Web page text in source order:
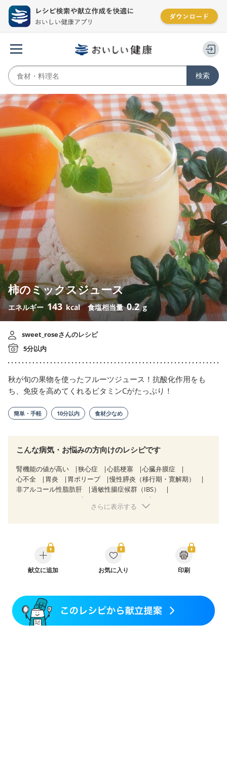
柿のミックスジュース
エネルギー 143 kcal 食塩相当量0.2 g
sweet_roseさんのレシピ
5分以内
秋が旬の果物を使ったフルーツジュース！抗酸化作用をも
ち、免疫を高めてくれるビタミンCがたっぷり！
簡単・手軽 10分以内 食材少なめ
こんな病気・お悩みの方向けのレシピです
腎機能の値が高い 狭心症 心筋梗塞
心臓弁膜症
心不全
胃炎 胃ポリープ
慢性膵炎（移行期・寛解期）
非アルコール性脂肪肝
過敏性腸症候群（IBS）
CKD（ステージ１）
CKD（ステージ２）
胃がん（抗がん剤治療中）
食欲がない
妊婦健診・体重増加が気になる（初期）
妊婦健診・血圧が気になる（初期）
骨粗しょう症
フレイル（年齢に合わせた体作り）
更年期
さらに表示する
献立に追加 お気に入り 印刷